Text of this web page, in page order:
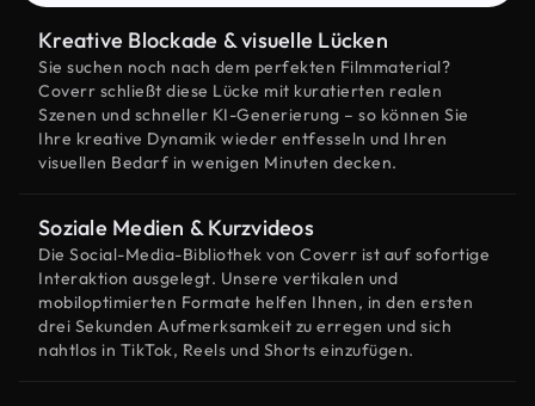
Kreative Blockade & visuelle Lücken
Sie suchen noch nach dem perfekten Filmmaterial?
Coverr schließt diese Lücke mit kuratierten realen
Szenen und schneller KI-Generierung – so können Sie
Ihre kreative Dynamik wieder entfesseln und Ihren
visuellen Bedarf in wenigen Minuten decken.
Soziale Medien & Kurzvideos
Die Social-Media-Bibliothek von Coverr ist auf sofortige
Interaktion ausgelegt. Unsere vertikalen und
mobiloptimierten Formate helfen Ihnen, in den ersten
drei Sekunden Aufmerksamkeit zu erregen und sich
nahtlos in TikTok, Reels und Shorts einzufügen.